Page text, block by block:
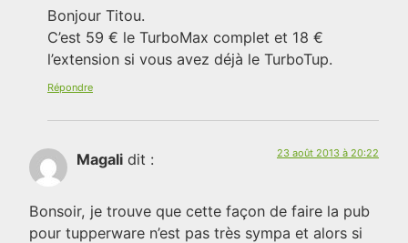
Bonjour Titou.
C’est 59 € le TurboMax complet et 18 €
l’extension si vous avez déjà le TurboTup.
Répondre
Magali dit : 23 août 2013 à 20:22
Bonsoir, je trouve que cette façon de faire la pub
pour tupperware n’est pas très sympa et alors si